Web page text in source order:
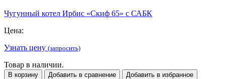
Чугунный котел Ирбис «Скиф 65» с САБК
Цена:
Узнать цену (запросить)
Товар в наличии.
В корзину Добавить в сравнение Добавить в избранное